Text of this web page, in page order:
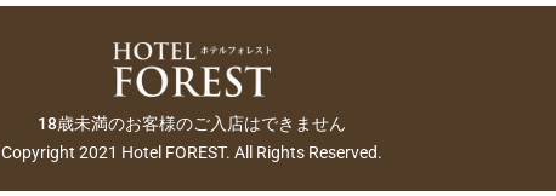
18歳未満のお客様のご入店はできません
Copyright 2021 Hotel FOREST. All Rights Reserved.